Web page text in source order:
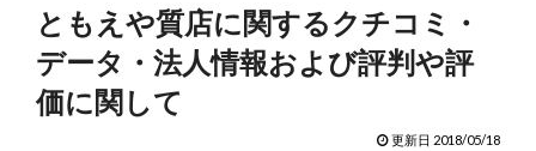
ともえや質店に関するクチコミ・
データ・法人情報および評判や評
価に関して
更新日 2018/05/18